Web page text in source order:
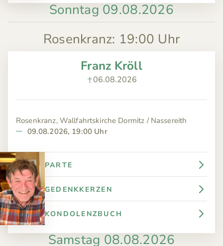
Sonntag 09.08.2026
Rosenkranz: 19:00 Uhr
PARTE
GEDENKKERZEN
KONDOLENZBUCH
Franz Kröll
06.08.2026
Rosenkranz, Wallfahrtskirche Dormitz / Nassereith
09.08.2026, 19:00 Uhr
Samstag 08.08.2026